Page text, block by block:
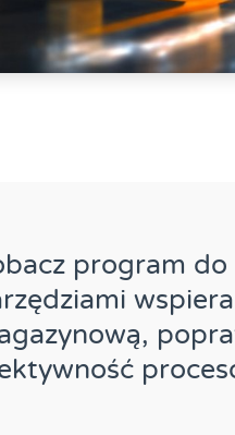
program do